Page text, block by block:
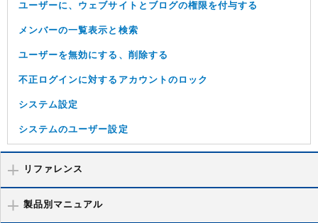
ユーザーに、ウェブサイトとブログの権限を付与する
メンバーの一覧表示と検索
ユーザーを無効にする、削除する
不正ログインに対するアカウントのロック
システム設定
システムのユーザー設定
リファレンス
製品別マニュアル